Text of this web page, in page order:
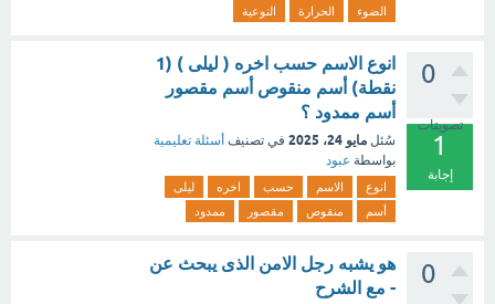
الضوء
الحرارة النوعية
0
تصويتات
1
إجابة
انوع الاسم حسب اخره ( ليلى ) (1
نقطة) أسم منقوص أسم مقصور
أسم ممدود ؟
سُئل مايو 24، 2025 في تصنيف أسئلة تعليمية
بواسطة عبود
انوع الاسم حسب اخره
ليلى
أسم
منقوص مقصور ممدود
0
هو يشبه رجل الامن الذى يبحث عن
- مع الشرح